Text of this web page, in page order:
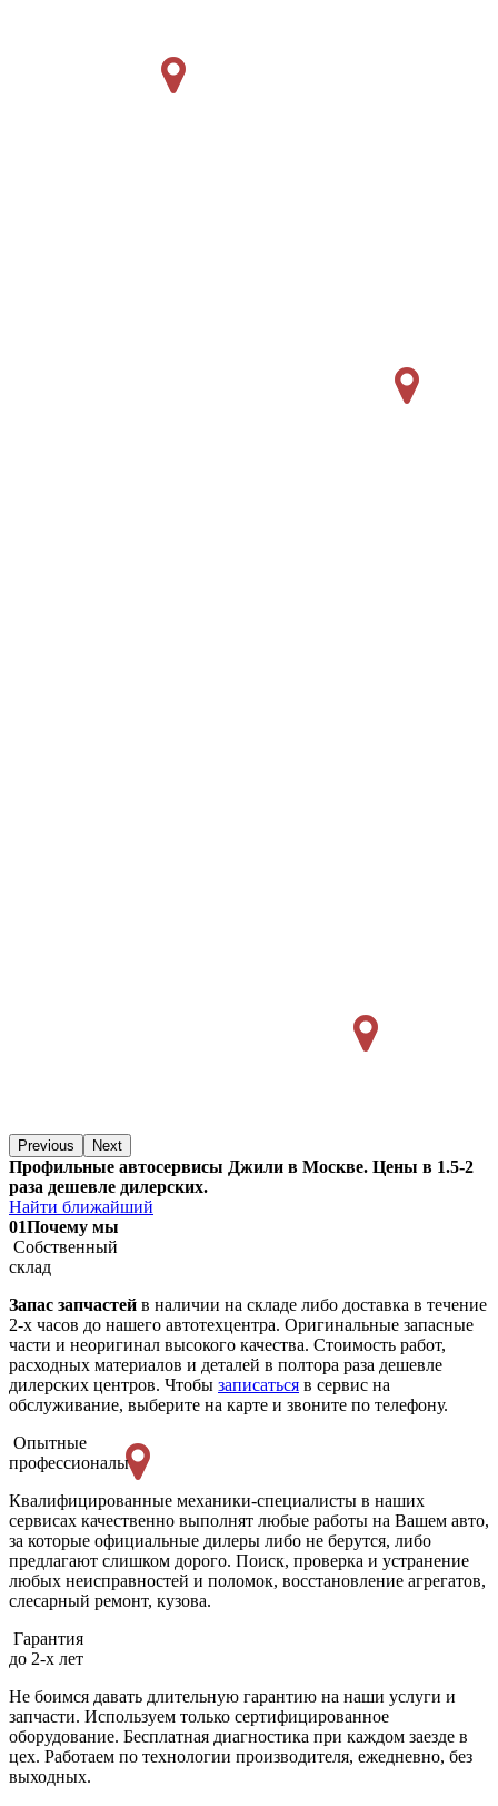
Previous Next
Профильные автосервисы Джили в Москве. Цены в 1.5-2
раза дешевле дилерских.
Найти ближайший
01Почему мы
Собственный
склад
Запас запчастей в наличии на складе либо доставка в течение
2-х часов до нашего автотехцентра. Оригинальные запасные
части и неоригинал высокого качества. Стоимость работ,
расходных материалов и деталей в полтора раза дешевле
дилерских центров. Чтобы записаться в сервис на
обслуживание, выберите на карте и звоните по телефону.
Опытные
профессионалы
Квалифицированные механики-специалисты в наших
сервисах качественно выполнят любые работы на Вашем авто,
за которые официальные дилеры либо не берутся, либо
предлагают слишком дорого. Поиск, проверка и устранение
любых неисправностей и поломок, восстановление агрегатов,
слесарный ремонт, кузова.
Гарантия
до 2-х лет
Не боимся давать длительную гарантию на наши услуги и
запчасти. Используем только сертифицированное
оборудование. Бесплатная диагностика при каждом заезде в
цех. Работаем по технологии производителя, ежедневно, без
выходных.